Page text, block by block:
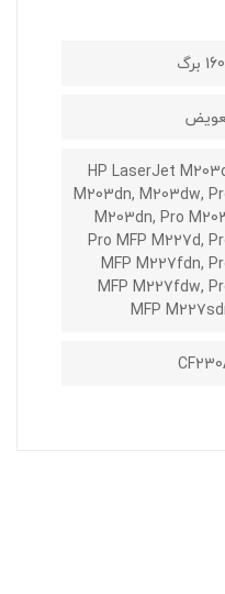
برگ
HP LaserJet
M203dn, M203dw,
M203dn, Pro
Pro MFP M227d,
MFP M227fdn,
MFP M227fdw,
MFP